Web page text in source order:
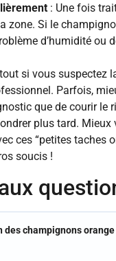
: Une fois
zone. Si le
d’humidité ou
si vous suspectez
Parfois,
que de courir le
plus tard. Mieux
ces “petites taches
soucis !
champignons orange